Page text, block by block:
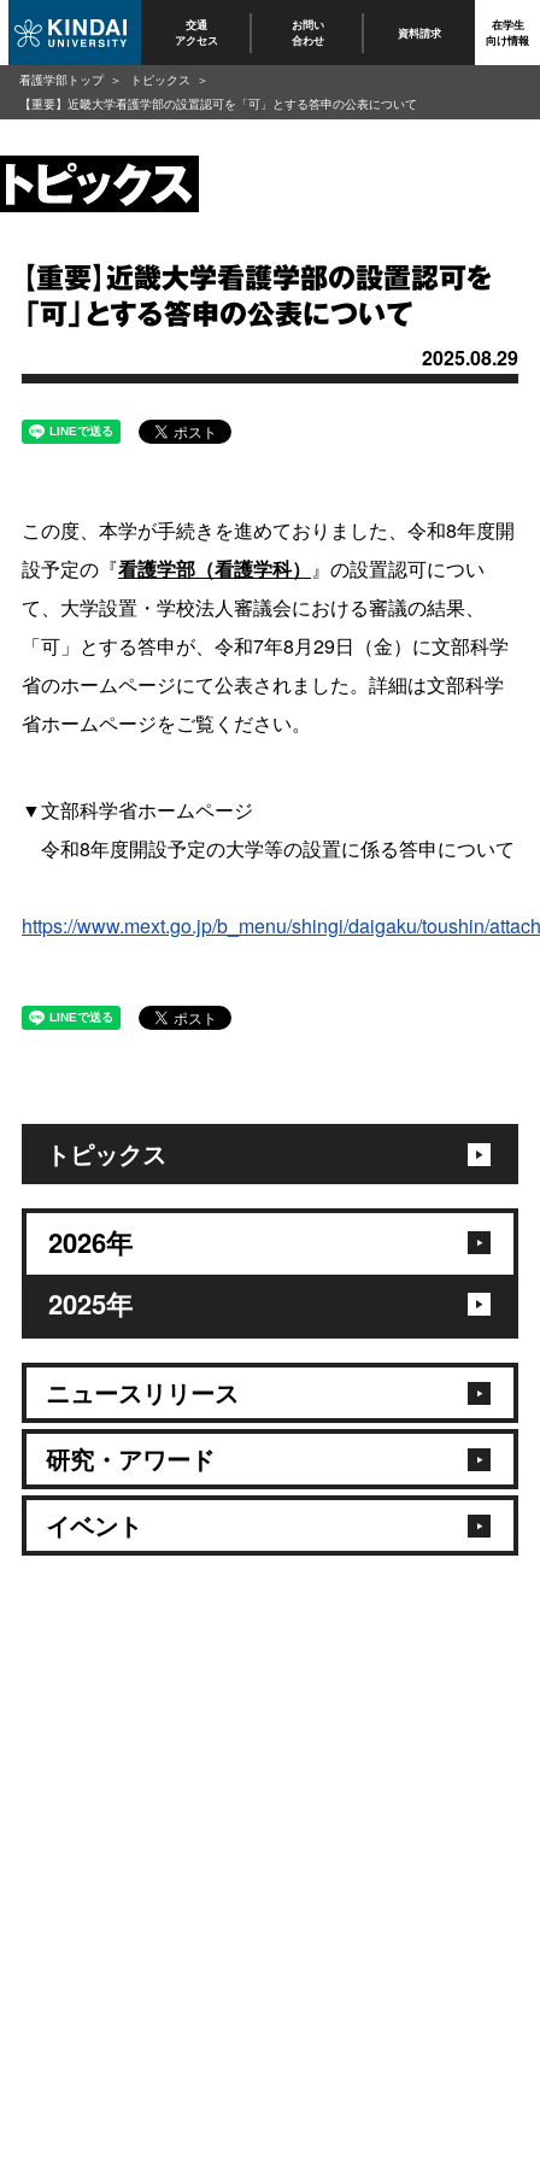
交通
アクセス
お問い
合わせ 資料請求 在学生
向け情報
トピックス
2026年
2025年
ニュースリリース
研究・アワード
イベント
【重要】近畿大学看護学部の設置認可を
「可」とする答申の公表について
2025.08.29
この度、本学が手続きを進めておりました、令和8年度開
設予定の『看護学部（看護学科） 』の設置認可につい
て、大学設置・学校法人審議会における審議の結果、
「可」とする答申が、令和7年8月29日（金）に文部科学
省のホームページにて公表されました。詳細は文部科学
省ホームページをご覧ください。
▼文部科学省ホームページ
令和8年度開設予定の大学等の設置に係る答申について
https://www.mext.go.jp/b_menu/shingi/daigaku/toushin/
看護学部トップ
トピックス
【重要】近畿大学看護学部の設置認可を「可」とする答申の公表について